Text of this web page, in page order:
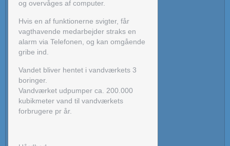
og overvåges af computer.
Hvis en af funktionerne svigter, får
vagthavende medarbejder straks en
alarm via Telefonen, og kan omgående
gribe ind.
Vandet bliver hentet i vandværkets 3
boringer.
Vandværket udpumper ca. 200.000
kubikmeter vand til vandværkets
forbrugere pr år.